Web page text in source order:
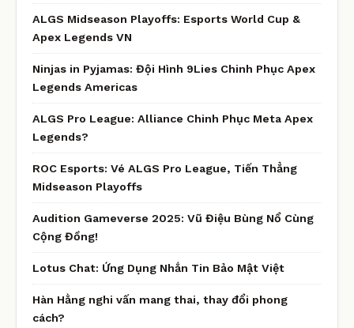
ALGS Midseason Playoffs: Esports World Cup &
Apex Legends VN
Ninjas in Pyjamas: Đội Hình 9Lies Chinh Phục Apex
Legends Americas
ALGS Pro League: Alliance Chinh Phục Meta Apex
Legends?
ROC Esports: Vé ALGS Pro League, Tiến Thẳng
Midseason Playoffs
Audition Gameverse 2025: Vũ Điệu Bùng Nổ Cùng
Cộng Đồng!
Lotus Chat: Ứng Dụng Nhắn Tin Bảo Mật Việt
Hàn Hằng nghi vấn mang thai, thay đổi phong
cách?